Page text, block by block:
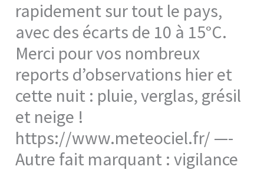
rapidement sur tout le pays,
avec des écarts de 10 à 15°C.
Merci pour vos nombreux
reports d’observations hier et
cette nuit : pluie, verglas, grésil
et neige !
https://www.meteociel.fr/ —-
Autre fait marquant : vigilance